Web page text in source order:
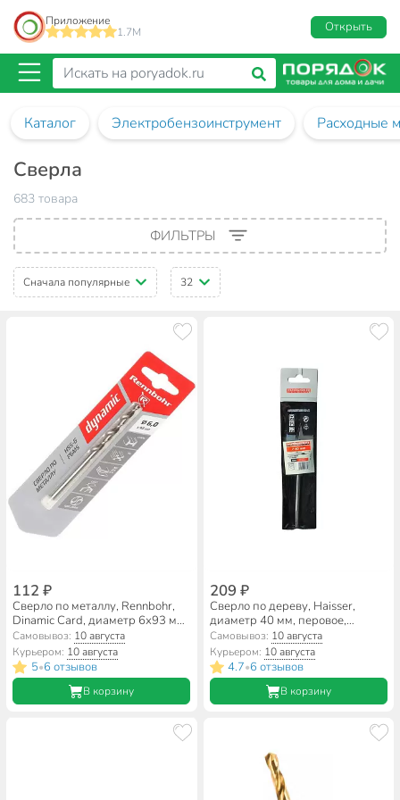
Приложение
1.7M
Открыть
Каталог Электробензоинструмент Расходные
Сверла
683 товара
ФИЛЬТРЫ
Сначала популярные 32
112 ₽
Сверло по металлу, Rennbohr,
Dinamic Card, диаметр 6х93 мм,
цилиндрический хвостовик,
675060
Самовывоз: 10 августа
Курьером: 10 августа
5•6 отзывов
В корзину
209 ₽
Сверло по дереву, Haisser,
диаметр 40 мм, перовое,
плоский лопаточное, HS103322
Самовывоз: 10 августа
Курьером: 10 августа
4.7•6 отзывов
В корзину